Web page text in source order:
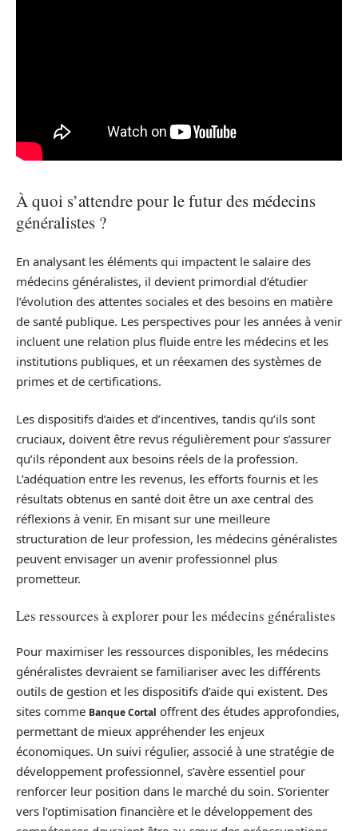
À quoi s’attendre pour le futur des médecins
généralistes ?
En analysant les éléments qui impactent le salaire des
médecins généralistes, il devient primordial d’étudier
l’évolution des attentes sociales et des besoins en matière
de santé publique. Les perspectives pour les années à venir
incluent une relation plus fluide entre les médecins et les
institutions publiques, et un réexamen des systèmes de
primes et de certifications.
Les dispositifs d’aides et d’incentives, tandis qu’ils sont
cruciaux, doivent être revus régulièrement pour s’assurer
qu’ils répondent aux besoins réels de la profession.
L’adéquation entre les revenus, les efforts fournis et les
résultats obtenus en santé doit être un axe central des
réflexions à venir. En misant sur une meilleure
structuration de leur profession, les médecins généralistes
peuvent envisager un avenir professionnel plus
prometteur.
Les ressources à explorer pour les médecins généralistes
Pour maximiser les ressources disponibles, les médecins
généralistes devraient se familiariser avec les différents
outils de gestion et les dispositifs d’aide qui existent. Des
sites comme Banque Cortal offrent des études approfondies,
permettant de mieux appréhender les enjeux
économiques. Un suivi régulier, associé à une stratégie de
développement professionnel, s’avère essentiel pour
renforcer leur position dans le marché du soin. S’orienter
vers l’optimisation financière et le développement des